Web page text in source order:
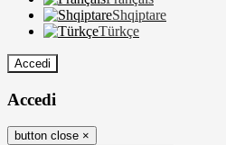
Shqiptare
Türkçe
Accedi
Accedi
button close ×